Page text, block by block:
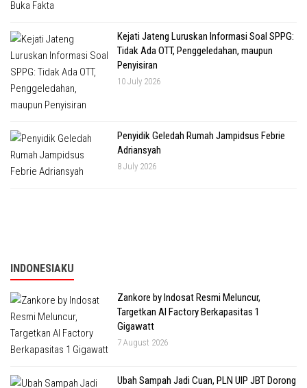
Kejati Jateng Luruskan Informasi Soal SPPG:
Tidak Ada OTT, Penggeledahan, maupun
Penyisiran
10 July 2026
Penyidik Geledah Rumah Jampidsus Febrie
Adriansyah
8 July 2026
INDONESIAKU
Zankore by Indosat Resmi Meluncur,
Targetkan AI Factory Berkapasitas 1
Gigawatt
7 August 2026
Ubah Sampah Jadi Cuan, PLN UIP JBT Dorong